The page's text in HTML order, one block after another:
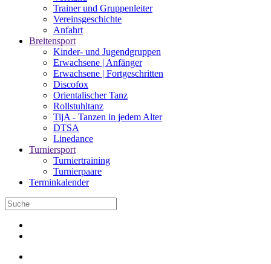
Trainer und Gruppenleiter
Vereinsgeschichte
Anfahrt
Breitensport
Kinder- und Jugendgruppen
Erwachsene | Anfänger
Erwachsene | Fortgeschritten
Discofox
Orientalischer Tanz
Rollstuhltanz
TijA - Tanzen in jedem Alter
DTSA
Linedance
Turniersport
Turniertraining
Turnierpaare
Terminkalender